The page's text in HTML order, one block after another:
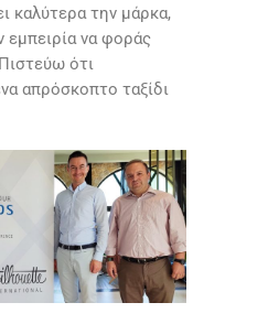
καλύτερα την μάρκα,
εμπειρία να φοράς
Πιστεύω ότι
απρόσκοπτο ταξίδι